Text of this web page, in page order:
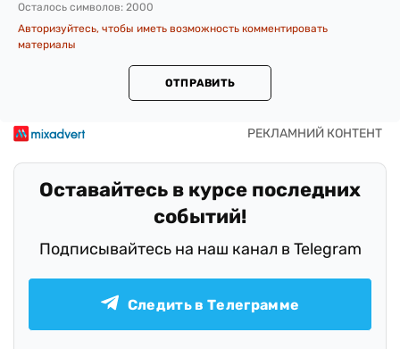
Осталось символов: 2000
Авторизуйтесь, чтобы иметь возможность комментировать
материалы
ОТПРАВИТЬ
Оставайтесь в курсе последних
событий!
Подписывайтесь на наш канал в Telegram
Следить в Телеграмме